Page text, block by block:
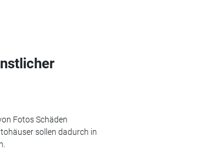
Fotos Schäden
sollen dadurch in